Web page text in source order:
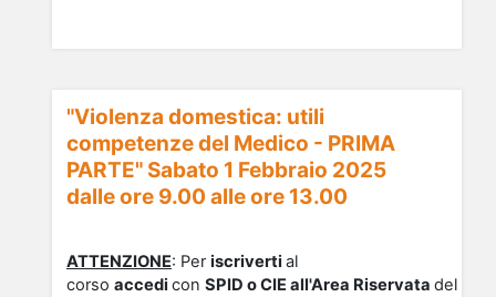
"Violenza domestica: utili
competenze del Medico - PRIMA
PARTE" Sabato 1 Febbraio 2025
dalle ore 9.00 alle ore 13.00
ATTENZIONE: Periscriverti al
corso accedi con SPID o CIE all'Area Riservata del